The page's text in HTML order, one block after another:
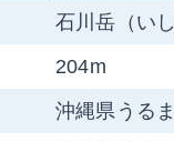
石川岳（い
204m
沖縄県うる